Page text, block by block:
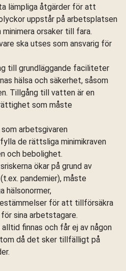
lämpliga åtgärder för att
uppstår på arbetsplatsen
orsaker till fara.
ska utses som ansvarig för
till grundläggande faciliteter
hälsa och säkerhet, såsom
Tillgång till vatten är en
som måste
arbetsgivaren
de rättsliga minimikraven
och bebolighet.
ökar på grund av
pandemier), måste
hälsonormer,
för att tillförsäkra
sina arbetstagare.
finnas och får ej av någon
då det sker tillfälligt på